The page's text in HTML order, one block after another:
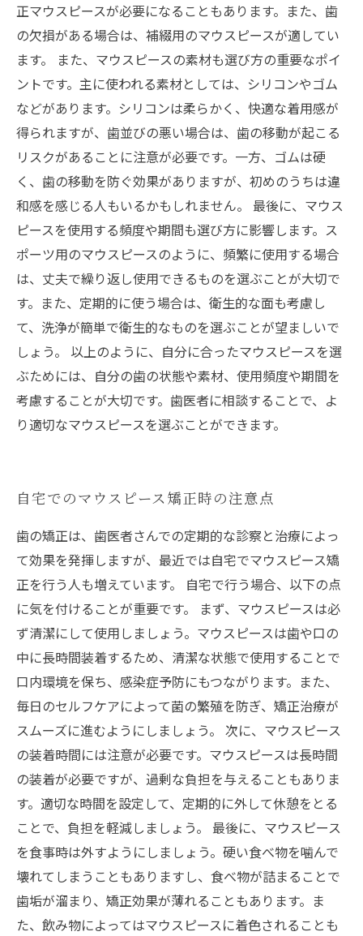
正マウスピースが必要になることもあります。また、歯
の欠損がある場合は、補綴用のマウスピースが適してい
ます。 また、マウスピースの素材も選び方の重要なポイ
ントです。主に使われる素材としては、シリコンやゴム
などがあります。シリコンは柔らかく、快適な着用感が
得られますが、歯並びの悪い場合は、歯の移動が起こる
リスクがあることに注意が必要です。一方、ゴムは硬
く、歯の移動を防ぐ効果がありますが、初めのうちは違
和感を感じる人もいるかもしれません。 最後に、マウス
ピースを使用する頻度や期間も選び方に影響します。ス
ポーツ用のマウスピースのように、頻繁に使用する場合
は、丈夫で繰り返し使用できるものを選ぶことが大切で
す。また、定期的に使う場合は、衛生的な面も考慮し
て、洗浄が簡単で衛生的なものを選ぶことが望ましいで
しょう。 以上のように、自分に合ったマウスピースを選
ぶためには、自分の歯の状態や素材、使用頻度や期間を
考慮することが大切です。歯医者に相談することで、よ
り適切なマウスピースを選ぶことができます。
自宅でのマウスピース矯正時の注意点
歯の矯正は、歯医者さんでの定期的な診察と治療によっ
て効果を発揮しますが、最近では自宅でマウスピース矯
正を行う人も増えています。 自宅で行う場合、以下の点
に気を付けることが重要です。 まず、マウスピースは必
ず清潔にして使用しましょう。マウスピースは歯や口の
中に長時間装着するため、清潔な状態で使用することで
口内環境を保ち、感染症予防にもつながります。また、
毎日のセルフケアによって菌の繁殖を防ぎ、矯正治療が
スムーズに進むようにしましょう。 次に、マウスピース
の装着時間には注意が必要です。マウスピースは長時間
の装着が必要ですが、過剰な負担を与えることもありま
す。適切な時間を設定して、定期的に外して休憩をとる
ことで、負担を軽減しましょう。 最後に、マウスピース
を食事時は外すようにしましょう。硬い食べ物を噛んで
壊れてしまうこともありますし、食べ物が詰まることで
歯垢が溜まり、矯正効果が薄れることもあります。ま
た、飲み物によってはマウスピースに着色されることも